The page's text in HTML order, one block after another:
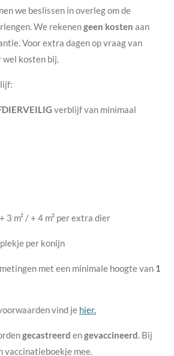
we beslissen in overleg om de
We rekenengeen kosten aan
Voor extra dagen op vraag van
wel kosten bij.
verblijf van minimaal
3 m² / + 4 m² per extra dier
per konijn
met een minimale hoogte van 1
vind je hier.
gecastreerd engevaccineerd. Bij
vaccinatieboekje mee.